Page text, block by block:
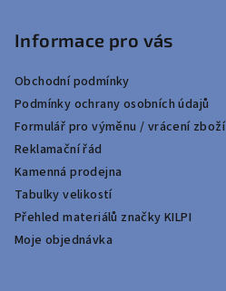
Informace pro vás
Obchodní podmínky
Podmínky ochrany osobních údajů
Formulář pro výměnu / vrácení zboží
Reklamační řád
Kamenná prodejna
Tabulky velikostí
Přehled materiálů značky KILPI
Moje objednávka